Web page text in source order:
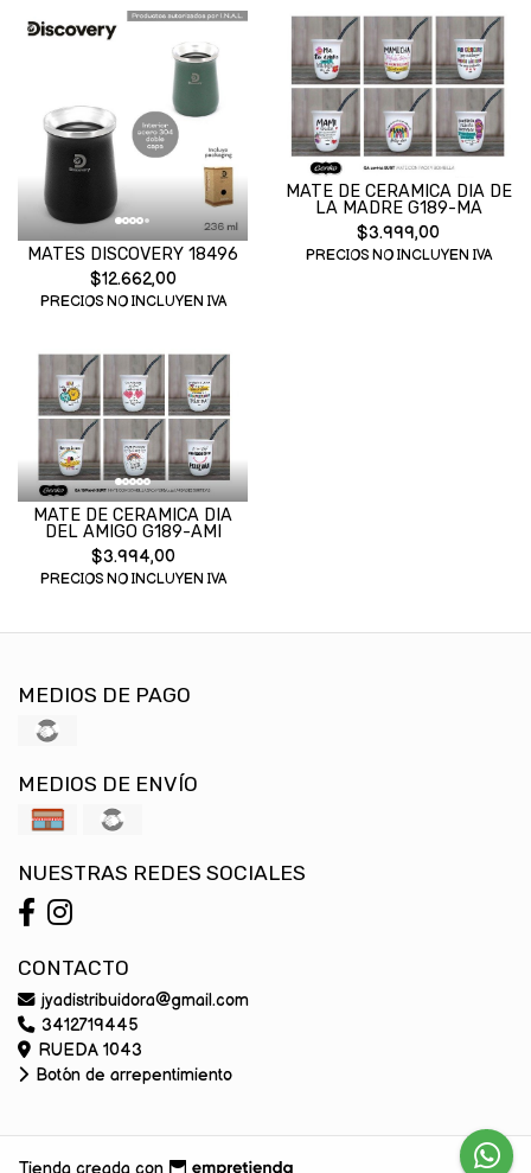
MATES DISCOVERY 18496
$12.662,00
PRECIOS NO INCLUYEN IVA
MATE DE CERAMICA DIA DE
LA MADRE G189-MA
$3.999,00
PRECIOS NO INCLUYEN IVA
MATE DE CERAMICA DIA
DEL AMIGO G189-AMI
$3.994,00
PRECIOS NO INCLUYEN IVA
MEDIOS DE PAGO
MEDIOS DE ENVÍO
NUESTRAS REDES SOCIALES
CONTACTO
jyadistribuidora@gmail.com
3412719445
RUEDA 1043
Botón de arrepentimiento
Tienda creada con